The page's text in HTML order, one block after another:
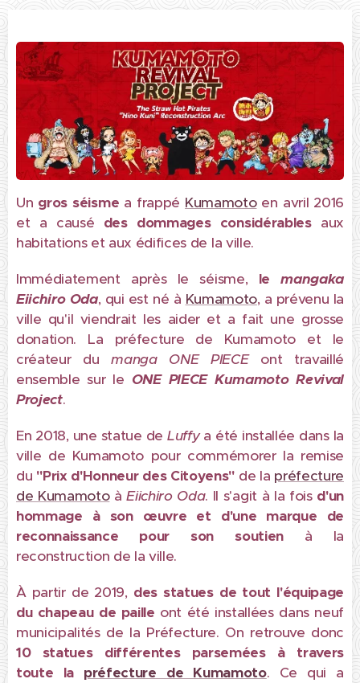
Un gros séisme a frappé Kumamotoen avril 2016
et a causé des dommages considérablesaux
habitations et aux édifices de la ville.
Immédiatement après le séisme, lemangaka
Eiichiro Oda, qui est né à Kumamoto, a prévenu la
ville qu'il viendrait les aider et a fait une grosse
donation. La préfecture de Kumamoto et le
créateur dumanga ONE PIECE ont travaillé
ensemble sur le ONE PIECE Kumamoto Revival
Project.
En 2018, une statue de Luffya été installée dans la
ville de Kumamoto pour commémorer la remise
du "Prix d'Honneur des Citoyens" de la préfecture
de KumamotoàEiichiro Oda. Il s'agit à la fois d'un
hommage à son œuvre et d'une marque de
reconnaissance pour son soutienà la
reconstruction de la ville.
À partir de 2019, des statues de tout l'équipage
du chapeau de paille ont été installées dans neuf
municipalités de la Préfecture. On retrouve donc
10 statues différentes parsemées à travers
toute la préfecture de Kumamoto. Ce qui a